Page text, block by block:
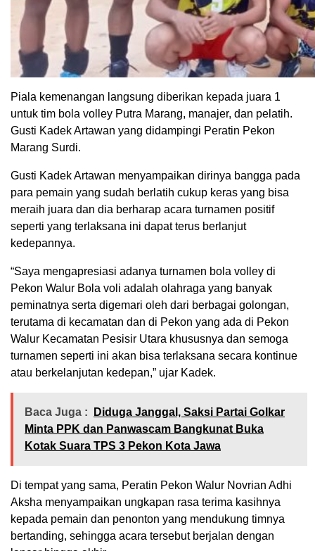
Piala kemenangan langsung diberikan kepada juara 1
untuk tim bola volley Putra Marang, manajer, dan pelatih.
Gusti Kadek Artawan yang didampingi Peratin Pekon
Marang Surdi.
Gusti Kadek Artawan menyampaikan dirinya bangga pada
para pemain yang sudah berlatih cukup keras yang bisa
meraih juara dan dia berharap acara turnamen positif
seperti yang terlaksana ini dapat terus berlanjut
kedepannya.
“Saya mengapresiasi adanya turnamen bola volley di
Pekon Walur Bola voli adalah olahraga yang banyak
peminatnya serta digemari oleh dari berbagai golongan,
terutama di kecamatan dan di Pekon yang ada di Pekon
Walur Kecamatan Pesisir Utara khususnya dan semoga
turnamen seperti ini akan bisa terlaksana secara kontinue
atau berkelanjutan kedepan,” ujar Kadek.
Baca Juga :
Diduga Janggal, Saksi Partai Golkar
Minta PPK dan Panwascam Bangkunat Buka
Kotak Suara TPS 3 Pekon Kota Jawa
Di tempat yang sama, Peratin Pekon Walur Novrian Adhi
Aksha menyampaikan ungkapan rasa terima kasihnya
kepada pemain dan penonton yang mendukung timnya
bertanding, sehingga acara tersebut berjalan dengan